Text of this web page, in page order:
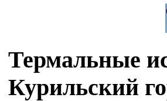
Термальные
Курильский